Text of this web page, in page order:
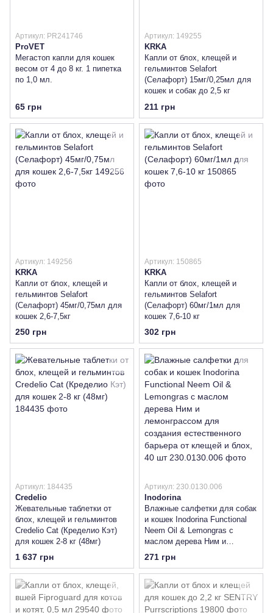
Артикул: PR241746
ProVET
Мегастоп капли для кошек
весом от 4 до 8 кг. 1 пипетка
по 1,0 мл.
65 грн
Артикул: 149255
KRKA
Капли от блох, клещей и
гельминтов Selafort
(Селафорт) 15мг/0,25мл для
кошек и собак до 2,5 кг
211 грн
Артикул: 149256
KRKA
Капли от блох, клещей и
гельминтов Selafort
(Селафорт) 45мг/0,75мл для
кошек 2,6-7,5кг
250 грн
Артикул: 150865
KRKA
Капли от блох, клещей и
гельминтов Selafort
(Селафорт) 60мг/1мл для
кошек 7,6-10 кг
302 грн
Артикул: 184435
Credelio
Жевательные таблетки от
блох, клещей и гельминтов
Credelio Cat (Кределио Кэт)
для кошек 2-8 кг (48мг)
1 637 грн
Артикул: 230.0130.006
Inodorina
Влажные салфетки для собак
и кошек Inodorina Functional
Neem Oil & Lemongras с
маслом дерева Ним и
лемонграссом для создания
естественного барьера от
клещей и блох, 40 шт
271 грн